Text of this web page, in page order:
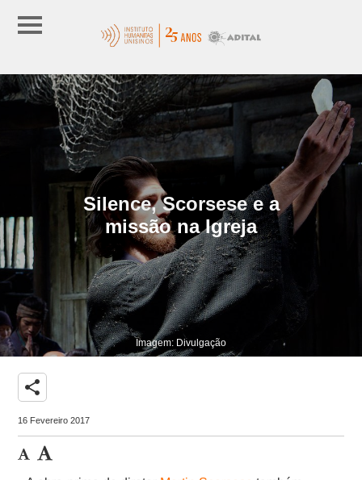
Silence, Scorsese e a
missão na Igreja
Imagem: Divulgação
share
16 Fevereiro 2017